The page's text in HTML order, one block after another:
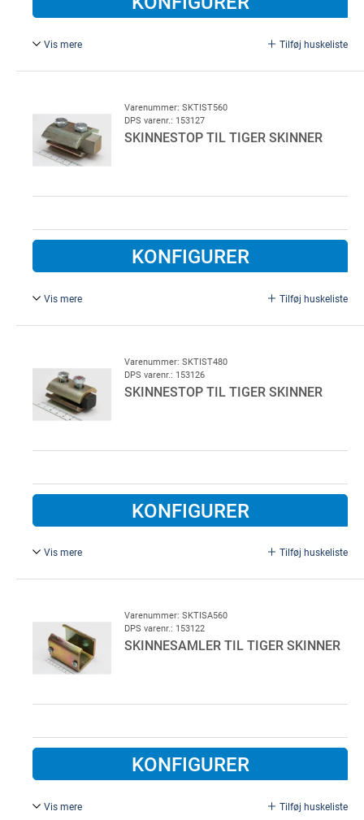
Vis mere Tilføj huskeliste
Varenummer: SKTIST560
DPS varenr.: 153127
SKINNESTOP TIL TIGER SKINNER
KONFIGURER
Vis mere Tilføj huskeliste
Varenummer: SKTIST480
DPS varenr.: 153126
SKINNESTOP TIL TIGER SKINNER
KONFIGURER
Vis mere Tilføj huskeliste
Type 480.
Varenummer: SKTISA560
DPS varenr.: 153122
SKINNESAMLER TIL TIGER SKINNER
KONFIGURER
Vis mere Tilføj huskeliste